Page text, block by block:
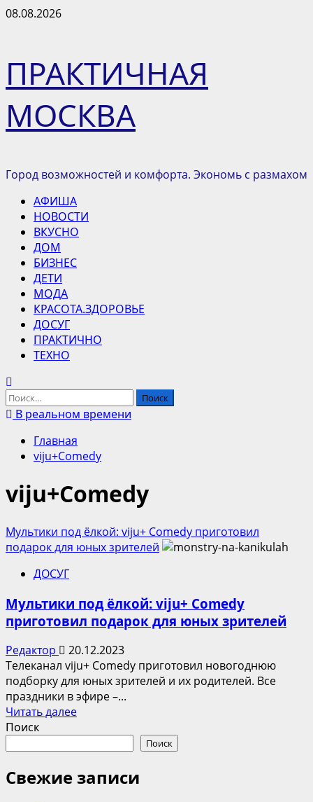
Перейти
08.08.2026
ПРАКТИЧНАЯ
МОСКВА
Город возможностей и комфорта. Экономь с размахом
Основное
меню
АФИША
НОВОСТИ
ВКУСНО
ДОМ
БИЗНЕС
ДЕТИ
МОДА
КРАСОТА.ЗДОРОВЬЕ
ДОСУГ
ПРАКТИЧНО
ТЕХНО
Найти:
В реальном времени
Главная
viju+Comedy
viju+Comedy
Мультики под ёлкой: viju+ Comedy приготовил
подарок для юных зрителей
ДОСУГ
Мультики под ёлкой: viju+ Comedy
приготовил подарок для юных зрителей
Редактор
20.12.2023
Телеканал viju+ Comedy приготовил новогоднюю
подборку для юных зрителей и их родителей. Все
праздники в эфире –...
Читать далееПрочитать
под
ёлкой:
Поиск
Поиск
Свежие записи